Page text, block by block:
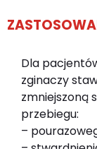
Dla
zginaczy
zmniejszoną
przebiegu:
–